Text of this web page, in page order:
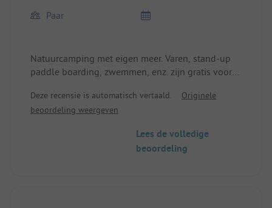
Paar
Natuurcamping met eigen meer. Varen, stand-up
paddle boarding, zwemmen, enz. zijn gratis voor
Vissen is ook mogelijk voor daggasten.
Deze recensie is automatisch vertaald.
Originele
beoordeling weergeven
Lees de volledige
beoordeling